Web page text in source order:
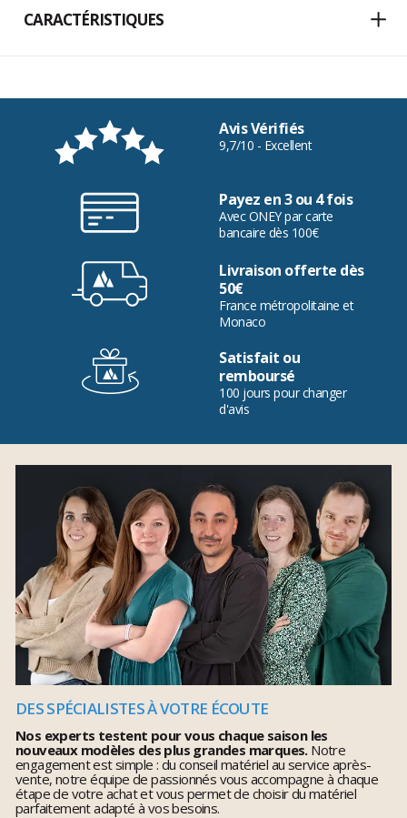
CARACTÉRISTIQUES
Avis Vérifiés
9,7/10 - Excellent
Payez en 3 ou 4 fois
Avec ONEY par carte
bancaire dès 100€
Livraison offerte dès
50€
France métropolitaine et
Monaco
Satisfait ou
remboursé
100 jours pour changer
d'avis
DES SPÉCIALISTES À VOTRE ÉCOUTE
Nos experts testent pour vous chaque saison les
nouveaux modèles des plus grandes marques.Notre
engagement est simple : du conseil matériel au service après-
vente, notre équipe de passionnés vous accompagne à chaque
étape de votre achat et vous permet de choisir du matériel
parfaitement adapté à vos besoins.